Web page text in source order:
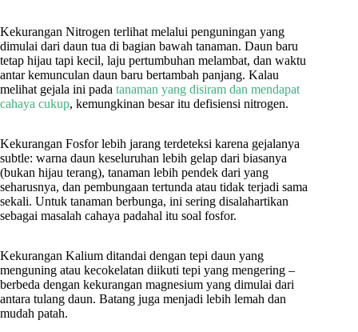
Kekurangan Nitrogen terlihat melalui penguningan yang
dimulai dari daun tua di bagian bawah tanaman. Daun baru
tetap hijau tapi kecil, laju pertumbuhan melambat, dan waktu
antar kemunculan daun baru bertambah panjang. Kalau
melihat gejala ini pada tanaman yang disiram dan mendapat
cahaya cukup, kemungkinan besar itu defisiensi nitrogen.
Kekurangan Fosfor lebih jarang terdeteksi karena gejalanya
subtle: warna daun keseluruhan lebih gelap dari biasanya
(bukan hijau terang), tanaman lebih pendek dari yang
seharusnya, dan pembungaan tertunda atau tidak terjadi sama
sekali. Untuk tanaman berbunga, ini sering disalahartikan
sebagai masalah cahaya padahal itu soal fosfor.
Kekurangan Kalium ditandai dengan tepi daun yang
menguning atau kecokelatan diikuti tepi yang mengering –
berbeda dengan kekurangan magnesium yang dimulai dari
antara tulang daun. Batang juga menjadi lebih lemah dan
mudah patah.